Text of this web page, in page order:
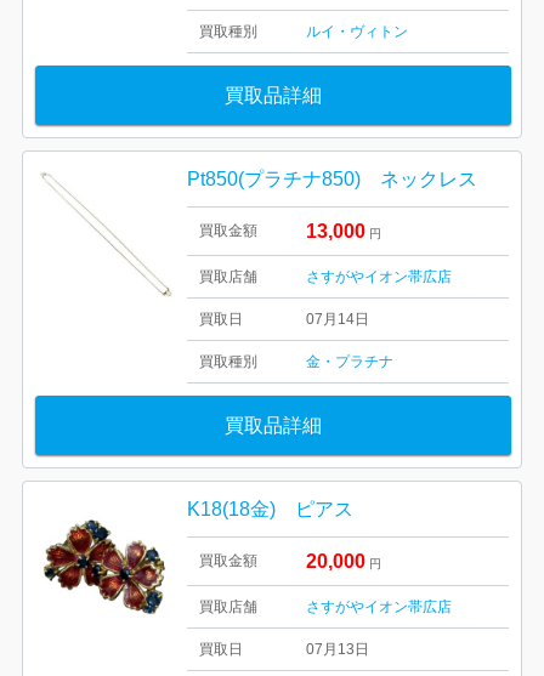
買取種別 ルイ・ヴィトン
買取品詳細
Pt850(プラチナ850) ネックレス
買取金額 13,000 円
買取店舗 さすがやイオン帯広店
買取日 07月14日
買取種別 金・プラチナ
買取品詳細
K18(18金) ピアス
買取金額 20,000 円
買取店舗 さすがやイオン帯広店
買取日 07月13日